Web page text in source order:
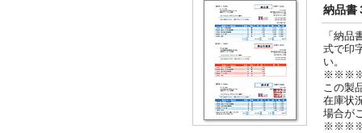
納品書
「納
式で印
い。
この製
在庫状
場合が